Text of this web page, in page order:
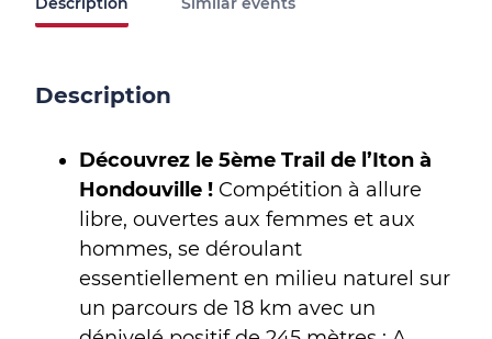
Description
Découvrez le 5ème Trail de l’Iton à
Hondouville ! Compétition à allure
libre, ouvertes aux femmes et aux
hommes, se déroulant
essentiellement en milieu naturel sur
un parcours de 18 km avec un